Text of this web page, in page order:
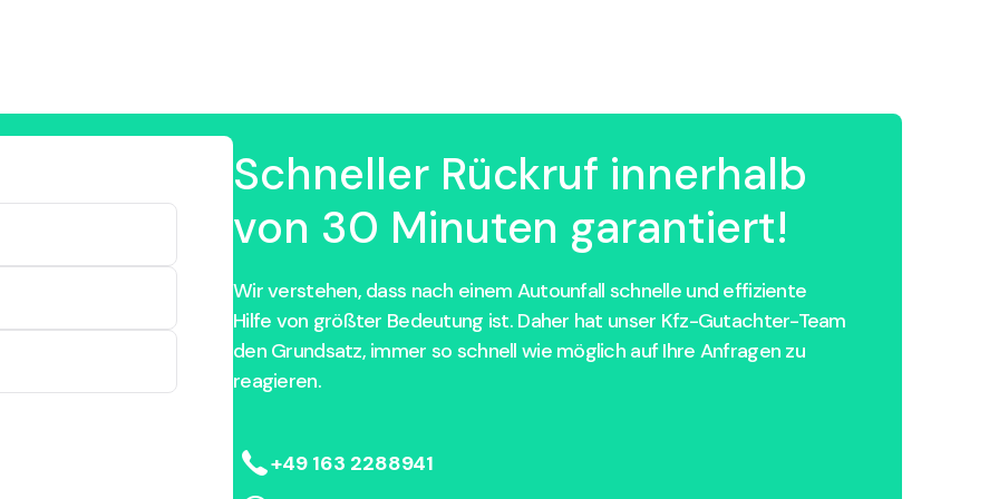
Schneller Rückruf innerhalb
von 30 Minuten garantiert!
Wir verstehen, dass nach einem Autounfall schnelle und effiziente
Hilfe von größter Bedeutung ist. Daher hat unser Kfz-Gutachter-Team
den Grundsatz, immer so schnell wie möglich auf Ihre Anfragen zu
reagieren.
+49 163 2288941